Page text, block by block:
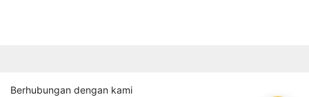
Berhubungan dengan kami